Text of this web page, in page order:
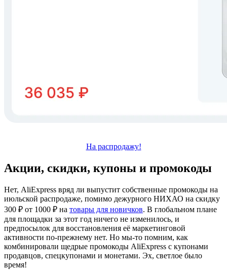
На распродажу!
Акции, скидки, купоны и промокоды
Нет, AliExpress вряд ли выпустит собственные промокоды на
июльской распродаже, помимо дежурного НИХАО на скидку
300 ₽ от 1000 ₽ на товары для новичков. В глобальном плане
для площадки за этот год ничего не изменилось, и
предпосылок для восстановления её маркетинговой
активности по-прежнему нет. Но мы-то помним, как
комбинировали щедрые промокоды AliExpress с купонами
продавцов, спецкупонами и монетами. Эх, светлое было
время!